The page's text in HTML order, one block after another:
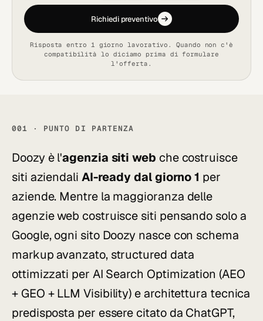
Richiedi preventivo
Risposta entro 1 giorno lavorativo. Quando non c'è
compatibilità lo diciamo prima di formulare
l'offerta.
001 · PUNTO DI PARTENZA
Doozy è l'agenzia siti web che costruisce
siti aziendali AI-ready dal giorno 1 per
aziende. Mentre la maggioranza delle
agenzie web costruisce siti pensando solo a
Google, ogni sito Doozy nasce con schema
markup avanzato, structured data
ottimizzati per AI Search Optimization (AEO
+ GEO + LLM Visibility) e architettura tecnica
predisposta per essere citato da ChatGPT,